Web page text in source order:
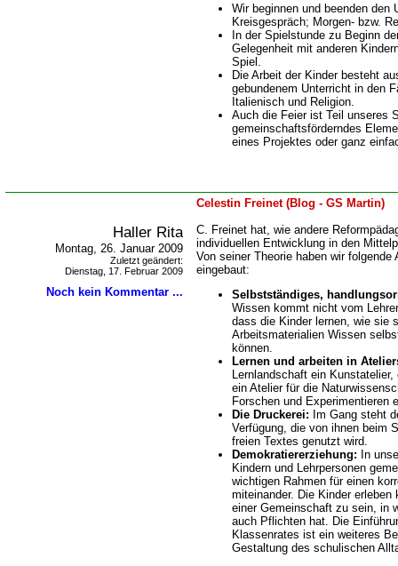
Wir beginnen und beenden den
Kreisgespräch; Morgen- bzw.
In der Spielstunde zu Beginn
Gelegenheit mit anderen
Spiel.
Die Arbeit der Kinder besteht
gebundenem Unterricht in den
Italienisch und Religion.
Auch die Feier ist Teil unseres
gemeinschaftsförderndes
eines Projektes oder ganz
Celestin Freinet (Blog - GS Martin)
Haller Rita
Montag, 26. Januar 2009
Zuletzt geändert:
Dienstag, 17. Februar 2009
Noch kein Kommentar ...
C. Freinet hat, wie andere
individuellen Entwicklung in den
Von seiner Theorie haben wir
eingebaut:
Selbstständiges,
Wissen kommt nicht vom
dass die Kinder lernen, wie sie
Arbeitsmaterialien Wissen
können.
Lernen und arbeiten in
Lernlandschaft ein
ein Atelier für die
Forschen und Experimentieren
Die Druckerei: Im Gang steht
Verfügung, die von ihnen beim
freien Textes genutzt wird.
Demokratiererziehung: In
Kindern und Lehrpersonen
wichtigen Rahmen für einen
miteinander. Die Kinder
einer Gemeinschaft zu sein, in
auch Pflichten hat. Die
Klassenrates ist ein weiteres
Gestaltung des schulischen